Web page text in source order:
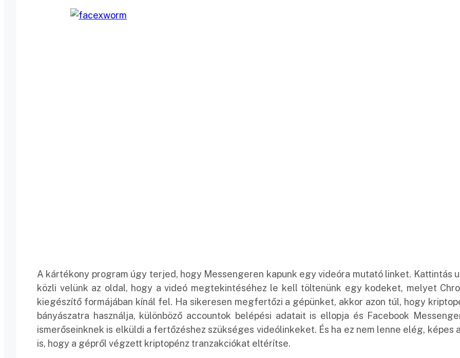
A kártékony program úgy terjed, hogy Messengeren kapunk egy videóra mutató linket. Kattintás
közli velünk az oldal, hogy a videó megtekintéséhez le kell töltenünk egy kodeket, melyet
kiegészítő formájában kínál fel. Ha sikeresen megfertőzi a gépünket, akkor azon túl, hogy
bányászatra használja, különböző accountok belépési adatait is ellopja és Facebook
ismerőseinknek is elküldi a fertőzéshez szükséges videólinkeket. És ha ez nem lenne elég, képes
is, hogy a gépről végzett kriptopénz tranzakciókat eltérítse.